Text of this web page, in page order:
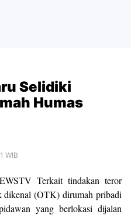
Selidiki
Humas
WIB
Terkait tindakan teror
dikenal (OTK) dirumah pribadi
yang berlokasi dijalan